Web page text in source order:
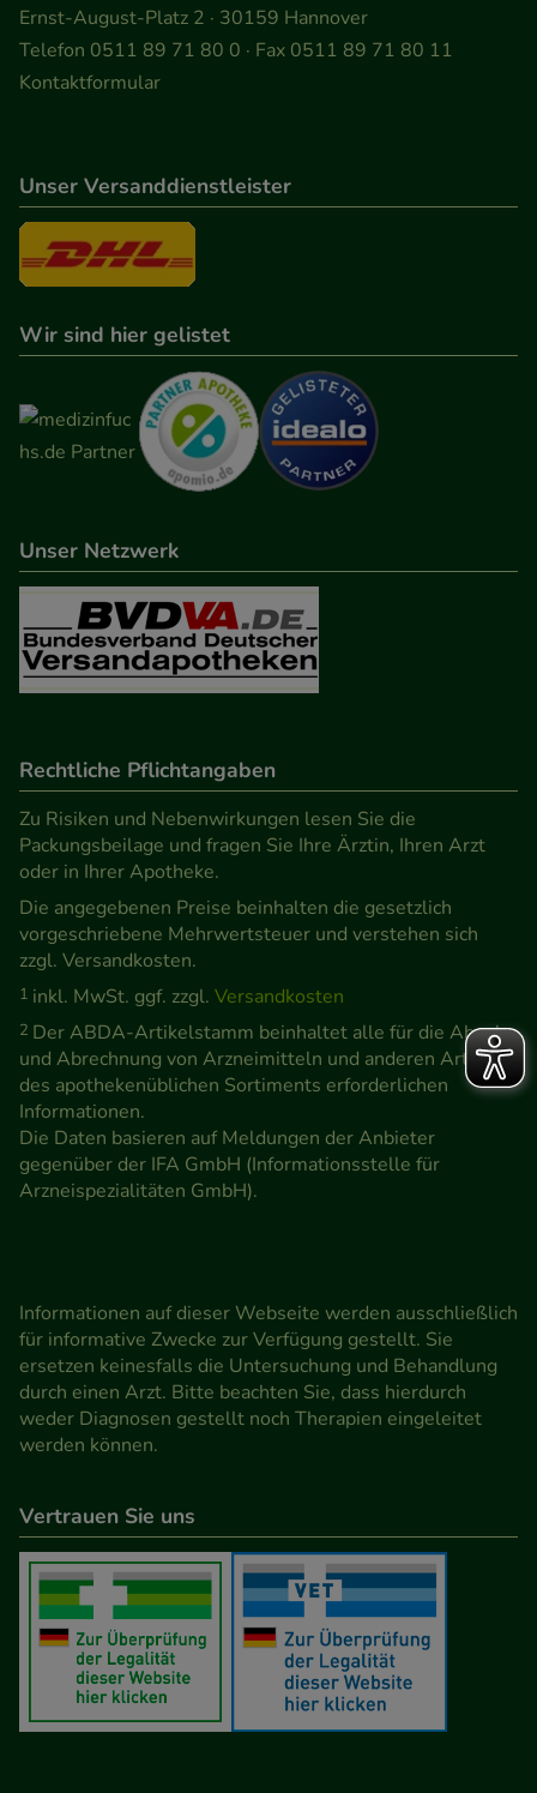
Ernst-August-Platz 2 · 30159 Hannover
Telefon 0511 89 71 80 0 · Fax 0511 89 71 80 11
Kontaktformular
Unser Versanddienstleister
Wir sind hier gelistet
Unser Netzwerk
Rechtliche Pflichtangaben
Zu Risiken und Nebenwirkungen lesen Sie die
Packungsbeilage und fragen Sie Ihre Ärztin, Ihren Arzt
oder in Ihrer Apotheke.
Die angegebenen Preise beinhalten die gesetzlich
vorgeschriebene Mehrwertsteuer und verstehen sich
zzgl. Versandkosten.
1 inkl. MwSt. ggf. zzgl. Versandkosten
2 Der ABDA-Artikelstamm beinhaltet alle für die Abgabe
und Abrechnung von Arzneimitteln und anderen Artikeln
des apothekenüblichen Sortiments erforderlichen
Informationen.
Die Daten basieren auf Meldungen der Anbieter
gegenüber der IFA GmbH (Informationsstelle für
Arzneispezialitäten GmbH).
Informationen auf dieser Webseite werden ausschließlich
für informative Zwecke zur Verfügung gestellt. Sie
ersetzen keinesfalls die Untersuchung und Behandlung
durch einen Arzt. Bitte beachten Sie, dass hierdurch
weder Diagnosen gestellt noch Therapien eingeleitet
werden können.
Vertrauen Sie uns